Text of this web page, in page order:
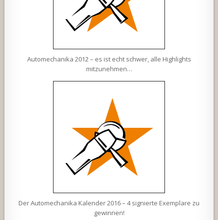
Automechanika 2012 – es ist echt schwer, alle Highlights
mitzunehmen…
Der Automechanika Kalender 2016 – 4 signierte Exemplare zu
gewinnen!